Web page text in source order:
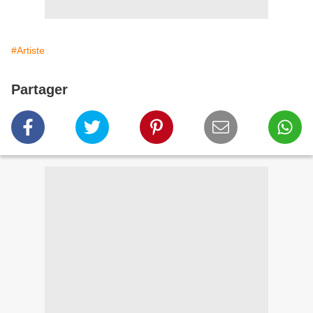
#Artiste
Partager